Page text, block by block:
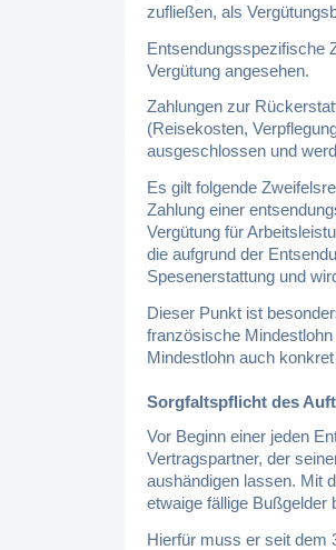
zufließen, als
Entsendungsspezifische
Vergütung angesehen.
Zahlungen zur
(Reisekosten,
ausgeschlossen und
Es gilt folgende
Zahlung einer
Vergütung für
die aufgrund der
Spesenerstattung und
Dieser Punkt ist
französische
Mindestlohn auch
Sorgfaltspflicht des
Vor Beginn einer jeden
Vertragspartner, der
aushändigen lassen. Mit
etwaige fällige Bußgelder
Hierfür muss er seit dem